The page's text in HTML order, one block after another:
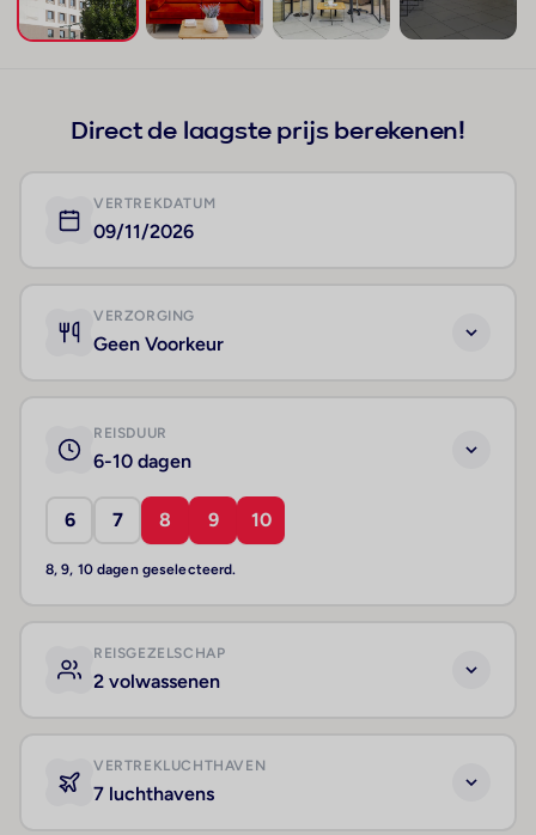
Direct de laagste prijs berekenen!
VERTREKDATUM
09/11/2026
VERZORGING
Geen Voorkeur
REISDUUR
6-10 dagen
6 7 8 9 10
8, 9, 10 dagen geselecteerd.
REISGEZELSCHAP
2 volwassenen
VERTREKLUCHTHAVEN
7 luchthavens